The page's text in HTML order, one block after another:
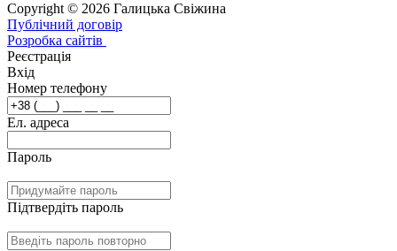
Copyright © 2026 Галицька Свіжина
Публічний договір
Розробка сайтів
Реєстрація
Вхід
Номер телефону
Ел. адреса
Пароль
Підтвердіть пароль